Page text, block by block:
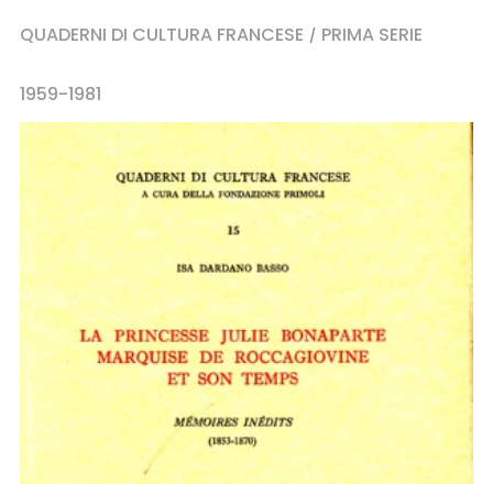
QUADERNI DI CULTURA FRANCESE / PRIMA SERIE
1959-1981